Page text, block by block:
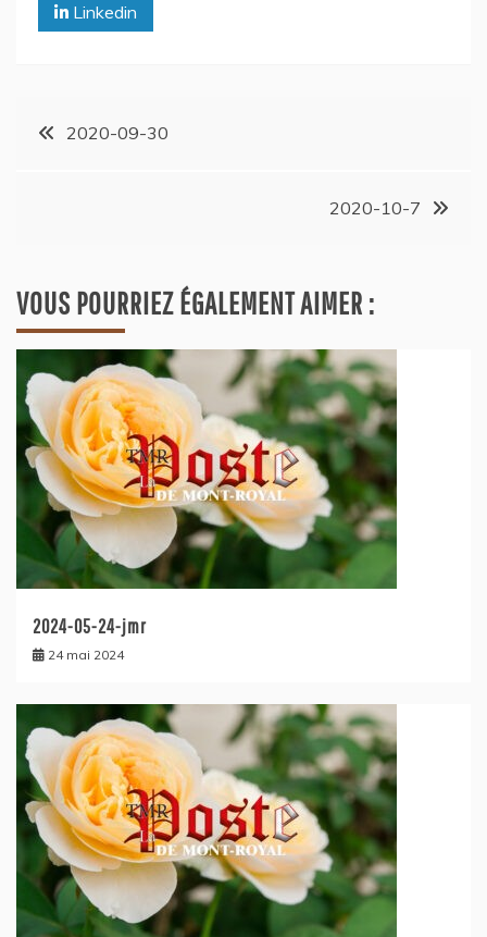
Linkedin
2020-09-30
2020-10-7
VOUS POURRIEZ ÉGALEMENT AIMER :
2024-05-24-jmr
24 mai 2024